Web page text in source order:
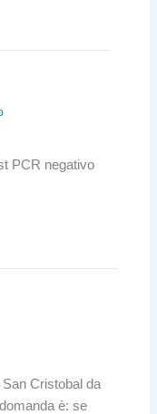
PCR negativo
Cristobal da
è: se